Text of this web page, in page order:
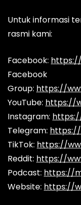
Untuk informasi
rasmi kami:
Facebook:
Facebook
Group: https://
YouTube: https://
Instagram:
Telegram: https://
TikTok: https://
Reddit: https://
Podcast: https://
Website: https://